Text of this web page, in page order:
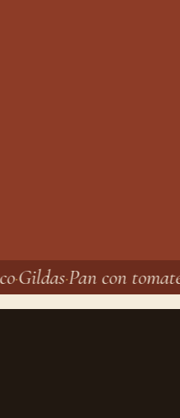
GildasPan con tomate